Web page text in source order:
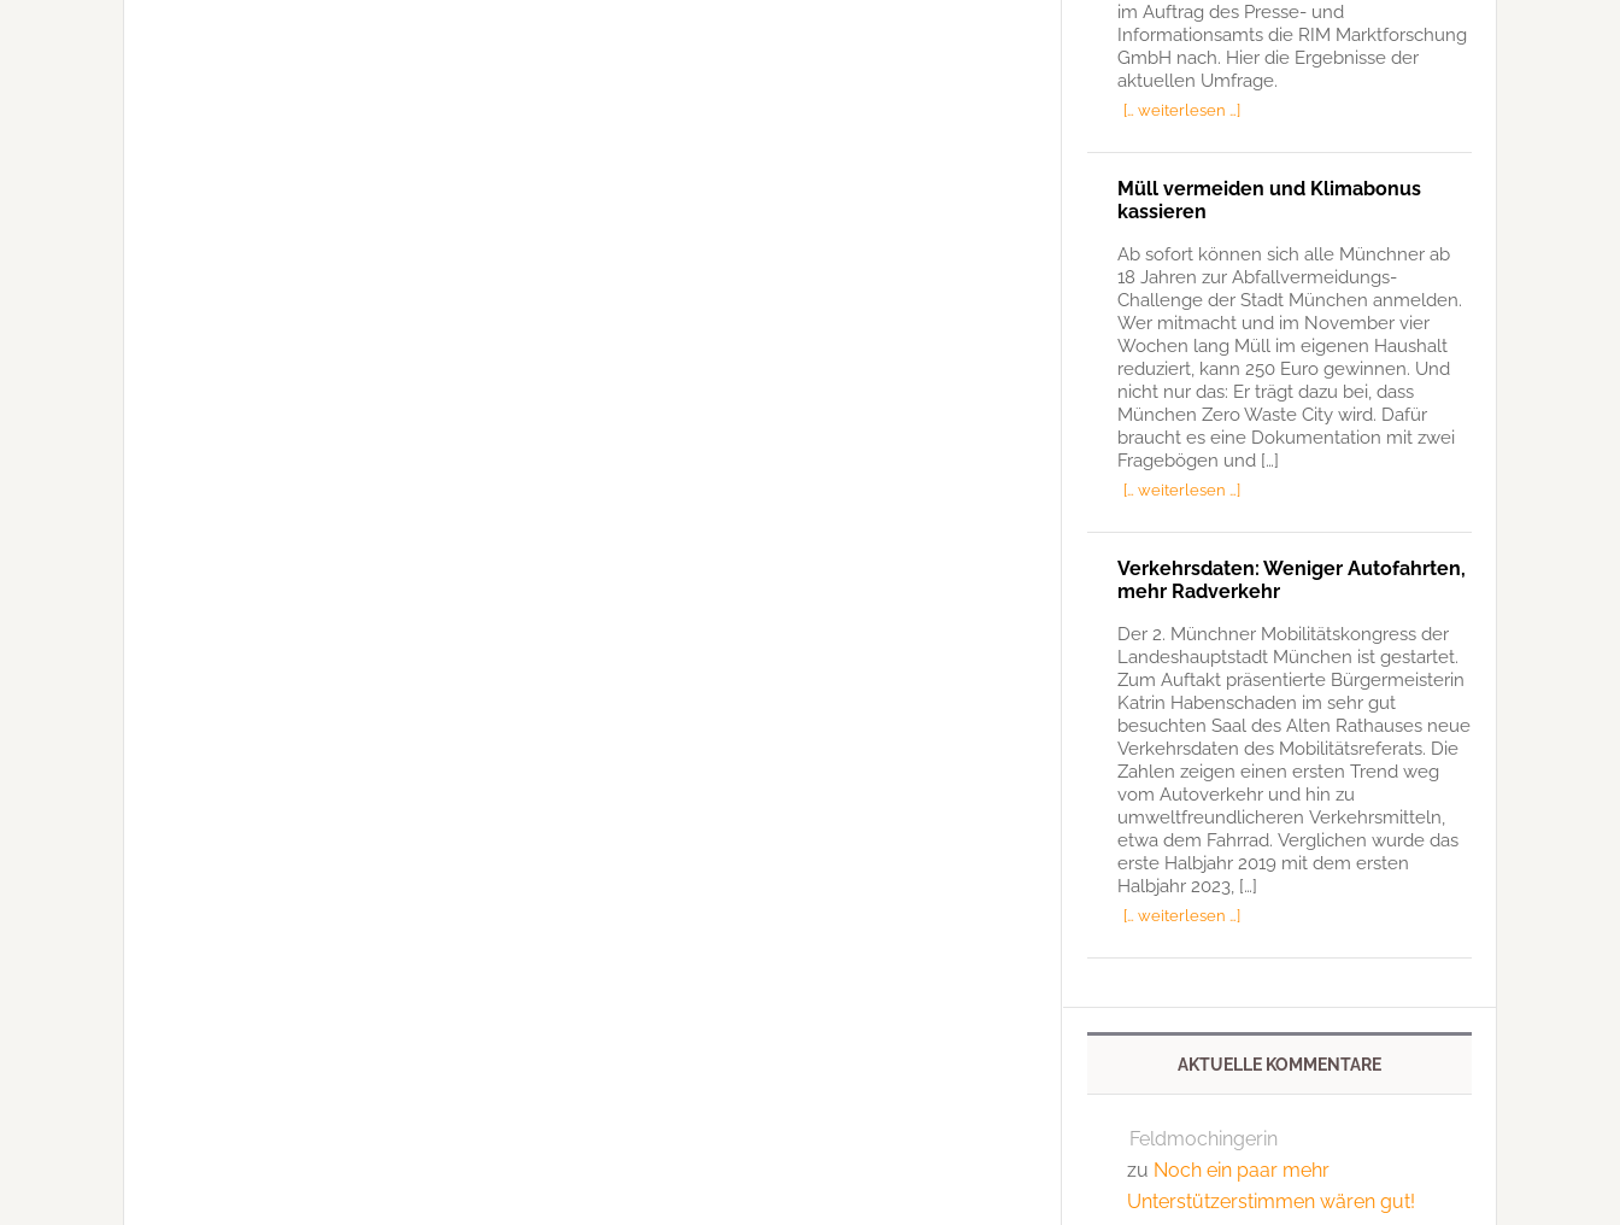
im Auftrag des Presse- und
Informationsamts die RIM Marktforschung
GmbH nach. Hier die Ergebnisse der
aktuellen Umfrage.
[… weiterlesen …]
Müll vermeiden und Klimabonus
kassieren
Ab sofort können sich alle Münchner ab
18 Jahren zur Abfallvermeidungs-
Challenge der Stadt München anmelden.
Wer mitmacht und im November vier
Wochen lang Müll im eigenen Haushalt
reduziert, kann 250 Euro gewinnen. Und
nicht nur das: Er trägt dazu bei, dass
München Zero Waste City wird. Dafür
braucht es eine Dokumentation mit zwei
Fragebögen und […]
[… weiterlesen …]
Verkehrsdaten: Weniger Autofahrten,
mehr Radverkehr
Der 2. Münchner Mobilitätskongress der
Landeshauptstadt München ist gestartet.
Zum Auftakt präsentierte Bürgermeisterin
Katrin Habenschaden im sehr gut
besuchten Saal des Alten Rathauses neue
Verkehrsdaten des Mobilitätsreferats. Die
Zahlen zeigen einen ersten Trend weg
vom Autoverkehr und hin zu
umweltfreundlicheren Verkehrsmitteln,
etwa dem Fahrrad. Verglichen wurde das
erste Halbjahr 2019 mit dem ersten
Halbjahr 2023, […]
[… weiterlesen …]
AKTUELLE KOMMENTARE
Feldmochingerin
zu Noch ein paar mehr
Unterstützerstimmen wären gut!